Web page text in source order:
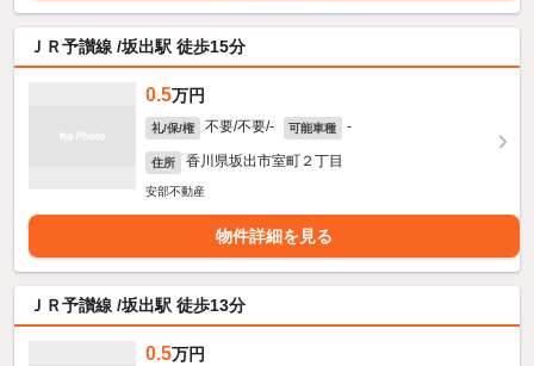
ＪＲ予讃線 /坂出駅 徒歩15分
0.5万円
礼/保/権 不要/不要/- 可能車種 -
住所 香川県坂出市室町２丁目
安部不動産
物件詳細を見る
ＪＲ予讃線 /坂出駅 徒歩13分
0.5万円